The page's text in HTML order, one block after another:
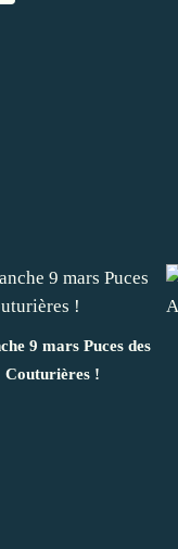
9 mars Puces des
Couturières !